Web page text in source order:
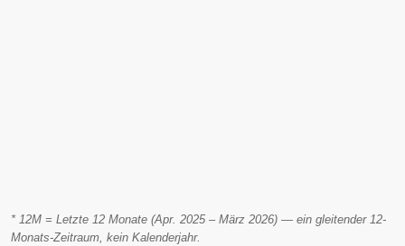
* 12M = Letzte 12 Monate (Apr. 2025 – März 2026) — ein gleitender 12-
Monats-Zeitraum, kein Kalenderjahr.